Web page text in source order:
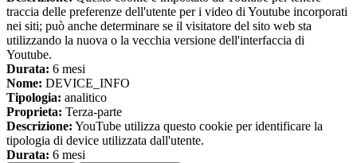
traccia delle preferenze dell'utente per i video di Youtube incorporati
nei siti; può anche determinare se il visitatore del sito web sta
utilizzando la nuova o la vecchia versione dell'interfaccia di
Youtube.
Durata: 6 mesi
Nome: DEVICE_INFO
Tipologia: analitico
Proprieta: Terza-parte
Descrizione: YouTube utilizza questo cookie per identificare la
tipologia di device utilizzata dall'utente.
Durata: 6 mesi